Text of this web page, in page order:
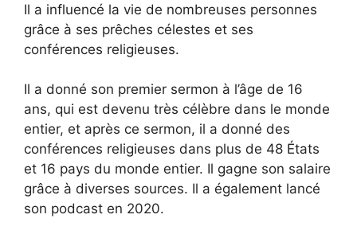
Il a influencé la vie de nombreuses personnes
grâce à ses prêches célestes et ses
conférences religieuses.
Il a donné son premier sermon à l’âge de 16
ans, qui est devenu très célèbre dans le monde
entier, et après ce sermon, il a donné des
conférences religieuses dans plus de 48 États
et 16 pays du monde entier. Il gagne son salaire
grâce à diverses sources. Il a également lancé
son podcast en 2020.